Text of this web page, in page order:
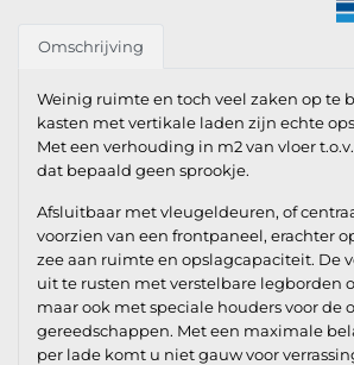
Omschrijving
Weinig ruimte en toch veel zaken op te
kasten met vertikale laden zijn echte
Met een verhouding in m2 van vloer t.o.v.
dat bepaald geen sprookje.
Afsluitbaar met vleugeldeuren, of
voorzien van een frontpaneel, erachter
zee aan ruimte en opslagcapaciteit. De
uit te rusten met verstelbare legborden
maar ook met speciale houders voor de
gereedschappen. Met een maximale
per lade komt u niet gauw voor